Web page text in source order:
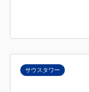
サウスタワー